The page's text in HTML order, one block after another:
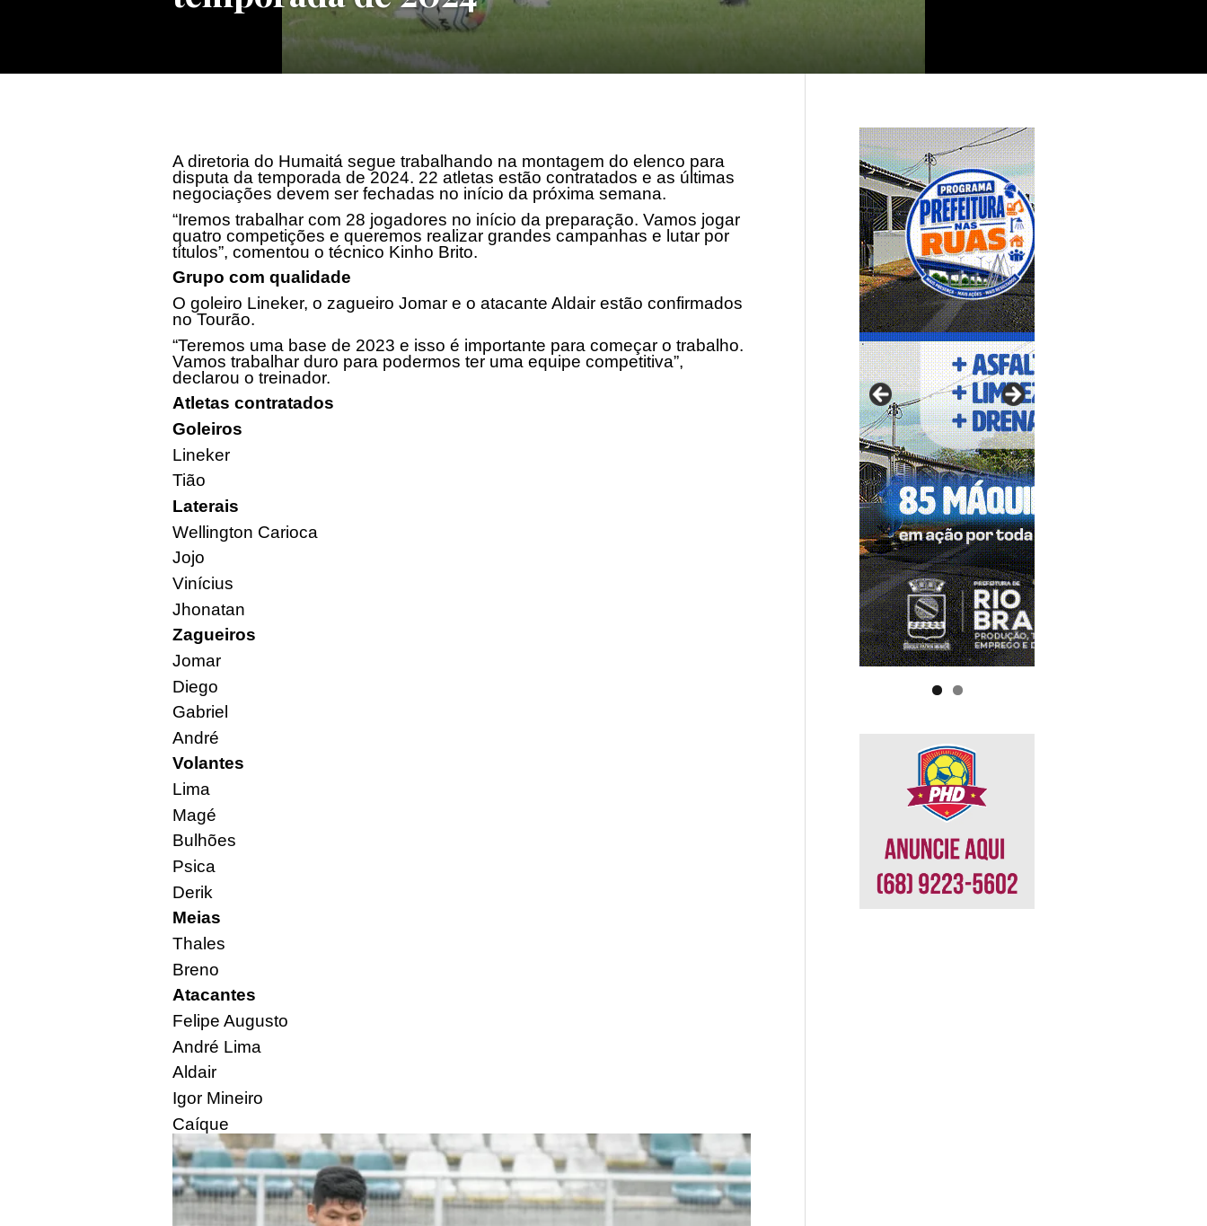
A diretoria do Humaitá segue trabalhando na montagem do elenco para
disputa da temporada de 2024. 22 atletas estão contratados e as últimas
negociações devem ser fechadas no início da próxima semana.
“Iremos trabalhar com 28 jogadores no início da preparação. Vamos jogar
quatro competições e queremos realizar grandes campanhas e lutar por
títulos”, comentou o técnico Kinho Brito.
Grupo com qualidade
O goleiro Lineker, o zagueiro Jomar e o atacante Aldair estão confirmados
no Tourão.
“Teremos uma base de 2023 e isso é importante para começar o trabalho.
Vamos trabalhar duro para podermos ter uma equipe competitiva”,
declarou o treinador.
Atletas contratados
Goleiros
Lineker
Tião
Laterais
Wellington Carioca
Jojo
Vinícius
Jhonatan
Zagueiros
Jomar
Diego
Gabriel
André
Volantes
Lima
Magé
Bulhões
Psica
Derik
Meias
Thales
Breno
Atacantes
Felipe Augusto
André Lima
Aldair
Igor Mineiro
Caíque